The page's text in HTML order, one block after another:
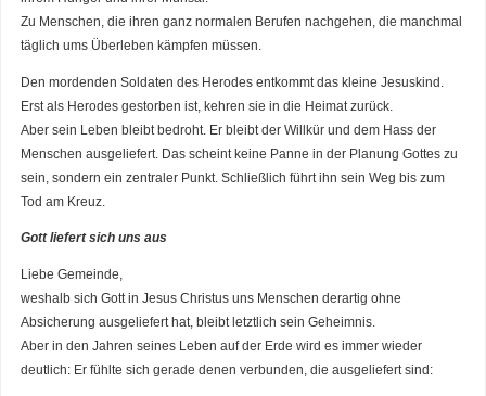
Zu Menschen, die ihren ganz normalen Berufen nachgehen, die manchmal
täglich ums Überleben kämpfen müssen.
Den mordenden Soldaten des Herodes entkommt das kleine Jesuskind.
Erst als Herodes gestorben ist, kehren sie in die Heimat zurück.
Aber sein Leben bleibt bedroht. Er bleibt der Willkür und dem Hass der
Menschen ausgeliefert. Das scheint keine Panne in der Planung Gottes zu
sein, sondern ein zentraler Punkt. Schließlich führt ihn sein Weg bis zum
Tod am Kreuz.
Gott liefert sich uns aus
Liebe Gemeinde,
weshalb sich Gott in Jesus Christus uns Menschen derartig ohne
Absicherung ausgeliefert hat, bleibt letztlich sein Geheimnis.
Aber in den Jahren seines Leben auf der Erde wird es immer wieder
deutlich: Er fühlte sich gerade denen verbunden, die ausgeliefert sind: